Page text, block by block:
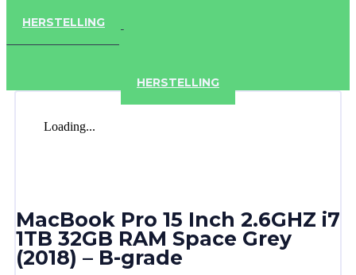
HERSTELLING
HERSTELLING
Loading...
MacBook Pro 15 Inch 2.6GHZ i7
1TB 32GB RAM Space Grey
(2018) – B-grade